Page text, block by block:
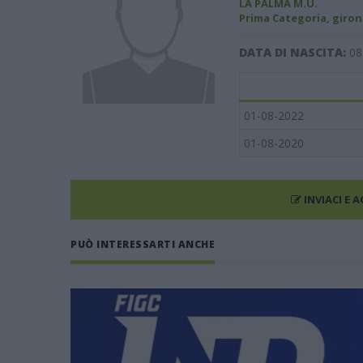
LA PALMA M.U.
Prima Categoria,
DATA DI NASCITA:
01-08-2022
01-08-2020
INVIACI E
PUÒ INTERESSARTI ANCHE